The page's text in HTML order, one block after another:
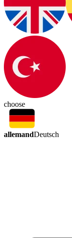
choose
allemandDeutsch